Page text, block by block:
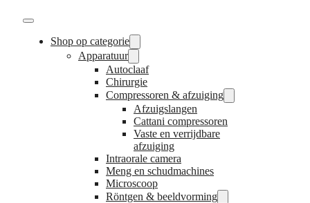
Shop op categorie
Apparatuur
Autoclaaf
Chirurgie
Compressoren & afzuiging
Afzuigslangen
Cattani compressoren
Vaste en verrijdbare
afzuiging
Intraorale camera
Meng en schudmachines
Microscoop
Röntgen & beeldvorming